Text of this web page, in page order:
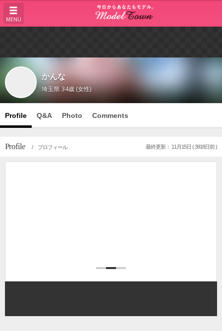
MENU
かんな
埼玉県 34歳 (女性)
Profile Q&A Photo Comments
Profile / プロフィール 最終更新： 11月15日 ( 3918日前 )